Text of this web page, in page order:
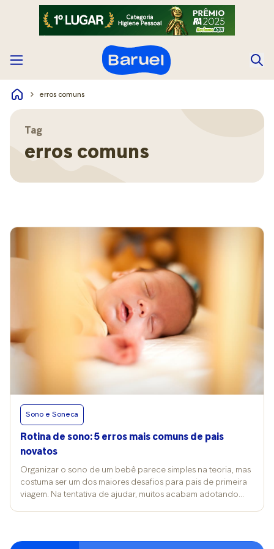
erros comuns
Tag
erros comuns
Sono e Soneca
Rotina de sono: 5 erros mais comuns de pais
novatos
Organizar o sono de um bebê parece simples na teoria, mas
costuma ser um dos maiores desafios para pais de primeira
viagem. Na tentativa de ajudar, muitos acabam adotando
deslizes se repetem com frequência nas famílias que estão